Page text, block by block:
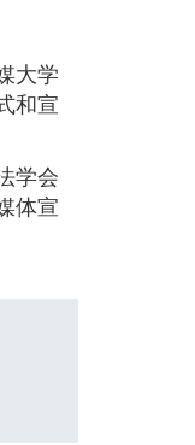
大学
和宣
学会
体宣